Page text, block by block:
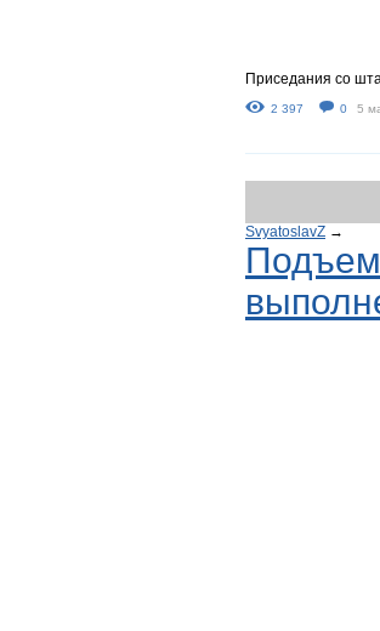
Приседания со
2 397 0 5
SvyatoslavZ →
Подъем